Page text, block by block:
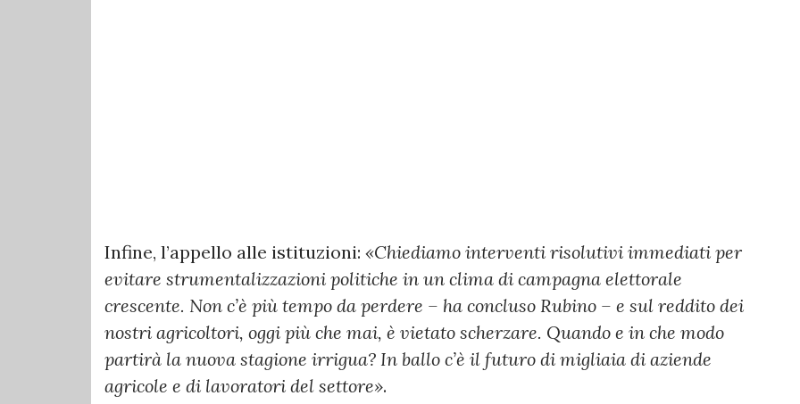
Infine, l’appello alle istituzioni: «Chiediamo interventi risolutivi immediati per
evitare strumentalizzazioni politiche in un clima di campagna elettorale
crescente. Non c’è più tempo da perdere – ha concluso Rubino – e sul reddito dei
nostri agricoltori, oggi più che mai, è vietato scherzare. Quando e in che modo
partirà la nuova stagione irrigua? In ballo c’è il futuro di migliaia di aziende
agricole e di lavoratori del settore».